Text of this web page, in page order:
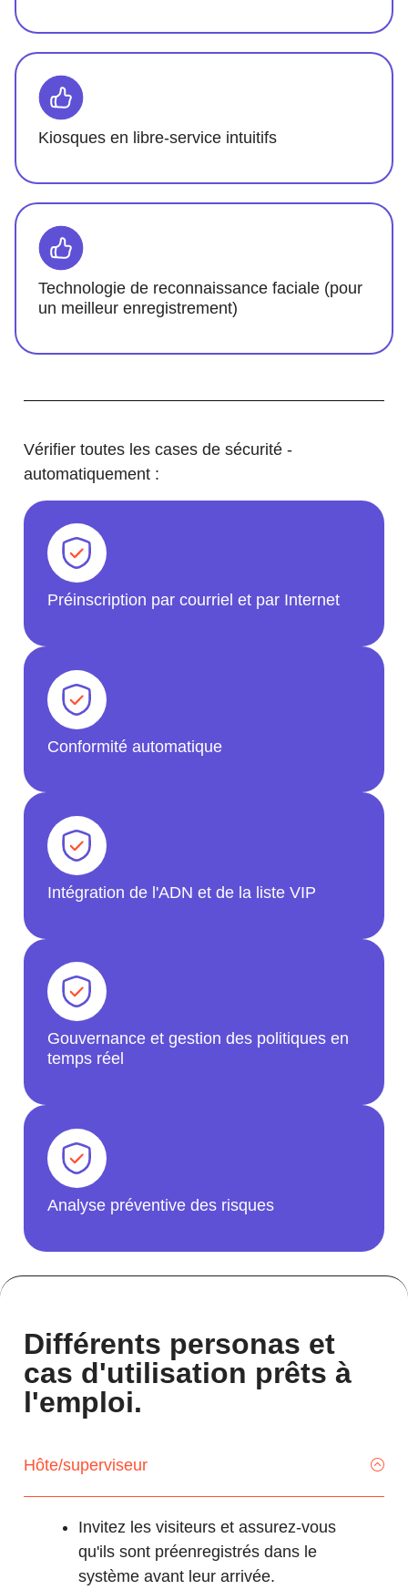
Kiosques en libre-service intuitifs
Technologie de reconnaissance faciale (pour
un meilleur enregistrement)
Vérifier toutes les cases de sécurité -
automatiquement :
Préinscription par courriel et par Internet
Conformité automatique
Intégration de l'ADN et de la liste VIP
Gouvernance et gestion des politiques en
temps réel
Analyse préventive des risques
Différents personas et
cas d'utilisation prêts à
l'emploi.
Hôte/superviseur
Invitez les visiteurs et assurez-vous
qu'ils sont préenregistrés dans le
système avant leur arrivée.